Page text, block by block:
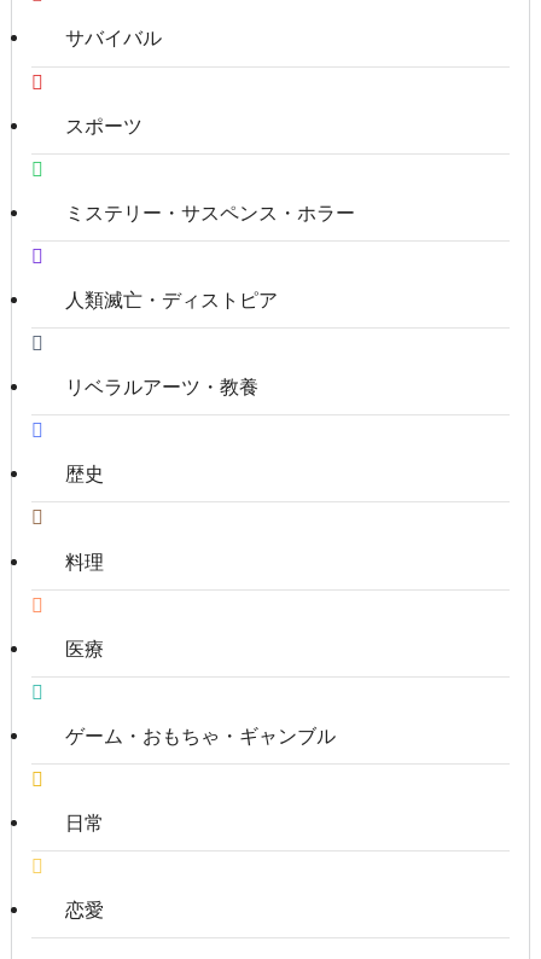
サバイバル
スポーツ
ミステリー・サスペンス・ホラー
人類滅亡・ディストピア
リベラルアーツ・教養
歴史
料理
医療
ゲーム・おもちゃ・ギャンブル
日常
恋愛